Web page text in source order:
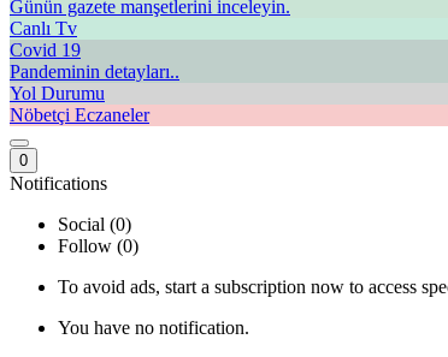
Günün gazete manşetlerini inceleyin.
Canlı Tv
Covid 19
Pandeminin detayları..
Yol Durumu
Nöbetçi Eczaneler
0
Notifications
Social (0)
Follow (0)
To avoid ads, start a subscription now to access
You have no notification.